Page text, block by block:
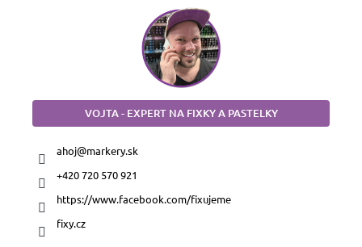
VOJTA - EXPERT NA FIXKY A PASTELKY
ahoj@markery.sk
+420 720 570 921
https://www.facebook.com/fixujeme
fixy.cz